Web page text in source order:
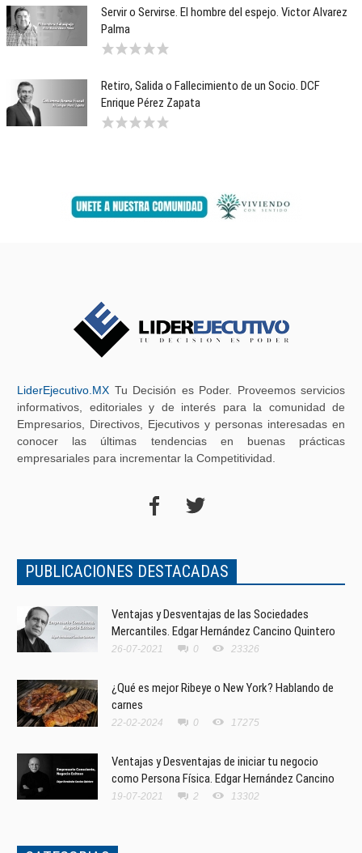
Servir o Servirse. El hombre del espejo. Victor Alvarez
Palma
Retiro, Salida o Fallecimiento de un Socio. DCF
Enrique Pérez Zapata
LiderEjecutivo.MX Tu Decisión es Poder. Proveemos servicios
informativos, editoriales y de interés para la comunidad de
Empresarios, Directivos, Ejecutivos y personas interesadas en
conocer las últimas tendencias en buenas prácticas
empresariales para incrementar la Competitividad.
PUBLICACIONES DESTACADAS
Ventajas y Desventajas de las Sociedades
Mercantiles. Edgar Hernández Cancino Quintero
26-07-2021 0 23326
¿Qué es mejor Ribeye o New York? Hablando de
carnes
22-02-2024 0 17275
Ventajas y Desventajas de iniciar tu negocio
como Persona Física. Edgar Hernández Cancino
19-07-2021 2 13302